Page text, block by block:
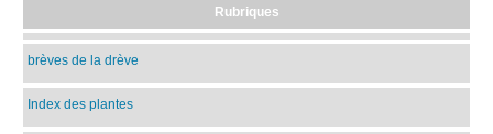
Rubriques
brèves de la drève
Index des plantes